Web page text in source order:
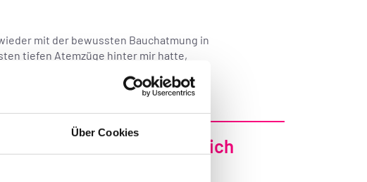
Über Cookies
mit der bewussten Bauchatmung in
tiefen Atemzüge hinter mir hatte,
wohl einfach zu westlich